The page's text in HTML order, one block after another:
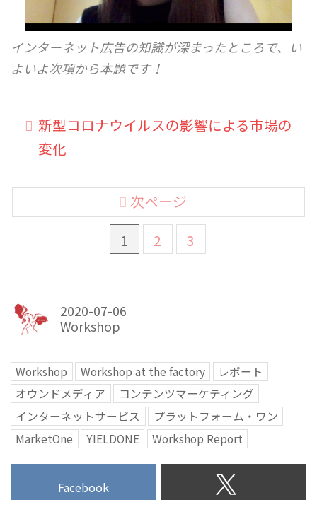
インターネット広告の知識が深まったところで、い
よいよ次項から本題です！
新型コロナウイルスの影響による市場の
変化
1 2 3
次ページ
2020-07-06
Workshop
Workshop Workshop at the factory
レポート
オウンドメディア
コンテンツマーケティング
インターネットサービス
プラットフォーム・ワン
MarketOne
YIELDONE Workshop Report
Facebook